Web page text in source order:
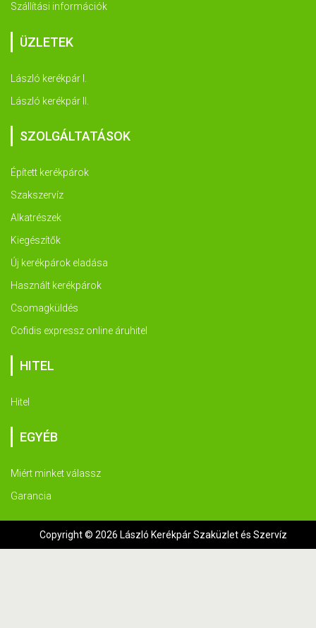
Szállítási információk
ÜZLETEK
László kerékpár I.
László kerékpár II.
SZOLGÁLTATÁSOK
Épített kerékpárok
Szakszervíz
Alkatrészek
Kiegészítők
Új kerékpárok eladása
Használt kerékpárok
Csomagküldés
Cofidis expressz online áruhitel
HITEL
Hitel
EGYÉB
Miért minket válassz
Garancia
Copyright © 2026 László Kerékpár Szaküzlet és Szervíz